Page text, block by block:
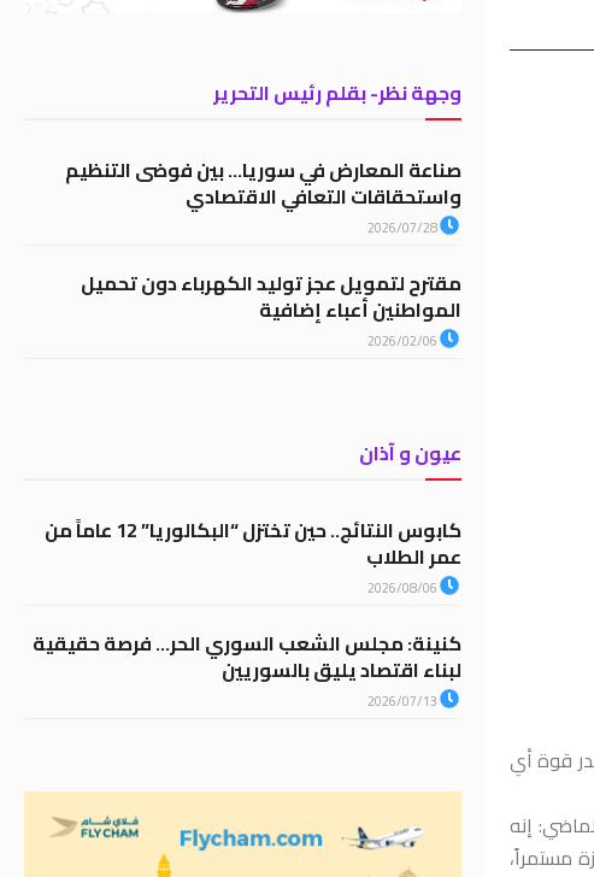
قوة أي
إنه
مستمراً،
وجهة نظر- بقلم رئيس التحرير
صناعة المعارض في سوريا… بين فوضى التنظيم
واستحقاقات التعافي الاقتصادي
2026/07/28
مقترح لتمويل عجز توليد الكهرباء دون تحميل
المواطنين أعباء إضافية
2026/02/06
عيون و آذان
كابوس النتائج.. حين تختزل “البكالوريا” 12 عاماً من
عمر الطلاب
2026/08/06
كنينة: مجلس الشعب السوري الحر… فرصة حقيقية
لبناء اقتصاد يليق بالسوريين
2026/07/13